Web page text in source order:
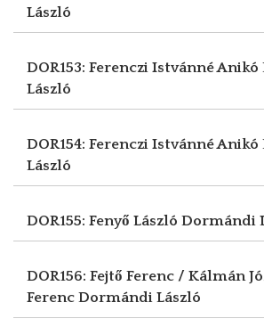
László
DOR153: Ferenczi Istvánné Anikó
László
DOR154: Ferenczi Istvánné Anikó
László
DOR155: Fenyő László Dormándi
DOR156: Fejtő Ferenc / Kálmán
Ferenc Dormándi László